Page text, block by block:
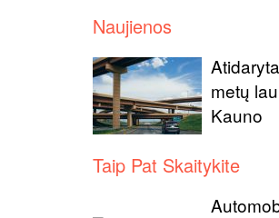
Naujienos
metų
Kauno
Taip Pat Skaitykite